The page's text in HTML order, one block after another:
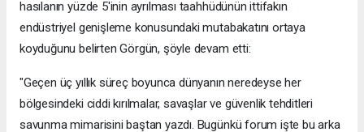
hasılanın yüzde 5'inin ayrılması taahhüdünün ittifakın
endüstriyel genişleme konusundaki mutabakatını ortaya
koyduğunu belirten Görgün, şöyle devam etti:
"Geçen üç yıllık süreç boyunca dünyanın neredeyse her
bölgesindeki ciddi kırılmalar, savaşlar ve güvenlik tehditleri
savunma mimarisini baştan yazdı. Bugünkü forum işte bu arka